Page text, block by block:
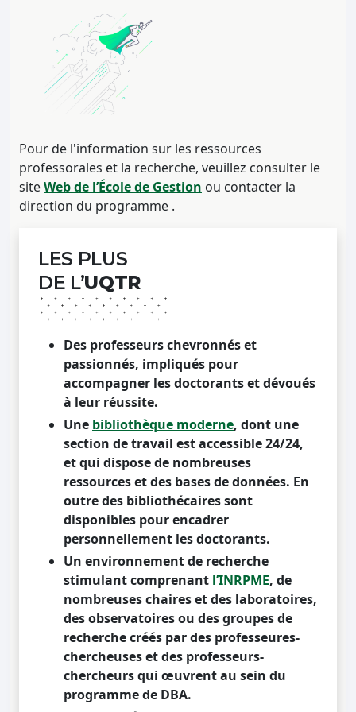
Pour de l'information sur les ressources
professorales et la recherche, veuillez consulter le
siteWeb de l’École de Gestion ou contacter la
direction du programme .
LES PLUS
DE L’UQTR
Des professeurs chevronnés et
passionnés, impliqués pour
accompagner les doctorants et dévoués
à leur réussite.
Une bibliothèque moderne, dont une
section de travail est accessible 24/24,
et qui dispose de nombreuses
ressources et des bases de données. En
outre des bibliothécaires sont
disponibles pour encadrer
personnellement les doctorants.
Un environnement de recherche
stimulant comprenant l’INRPME, de
nombreuses chaires et des laboratoires,
des observatoires ou des groupes de
recherche créés par des professeures-
chercheuses et des professeurs-
chercheurs qui œuvrent au sein du
programme de DBA.